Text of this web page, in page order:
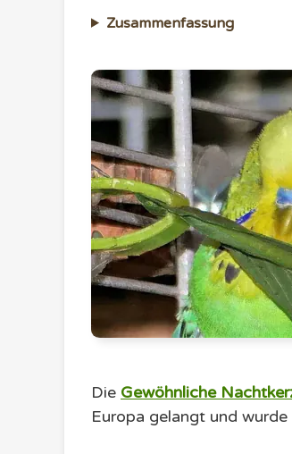
Zusammenfassung
Die Gewöhnliche
Europa gelangt und